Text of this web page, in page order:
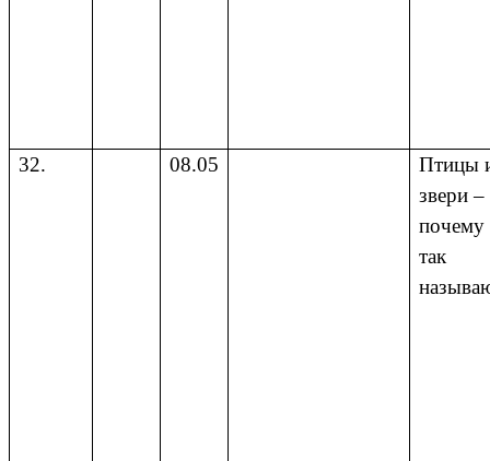
32. 08.05
Птицы
звери –
почему
так